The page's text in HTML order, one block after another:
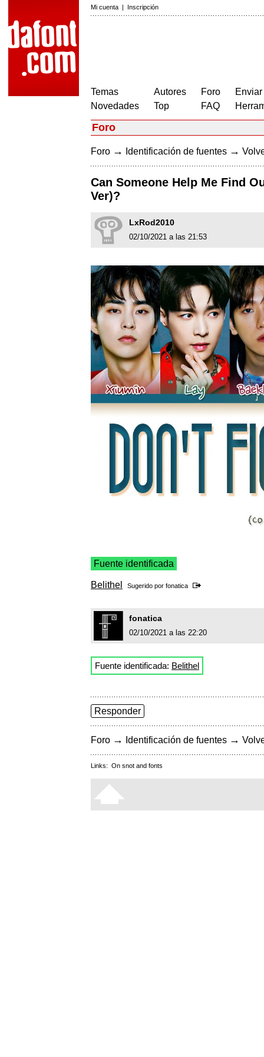
Mi cuenta | Inscripción
Temas
Novedades
Autores
Top
Foro
FAQ
Foro
Foro → Identificación de fuentes →
Can Someone Help Me Find
Ver)?
LxRod2010
02/10/2021 a las 21:53
Fuente identificada
Belithel Sugerido por fonatica
fonatica
02/10/2021 a las 22:20
Fuente identificada: Belithel
Responder
Foro → Identificación de fuentes →
Links: On snot and fonts